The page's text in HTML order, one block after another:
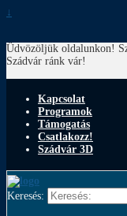
↓
Üdvözöljük oldalunkon!
Szádvár ránk vár!
Kapcsolat
Programok
Támogatás
Csatlakozz!
Szádvár 3D
Keresés: